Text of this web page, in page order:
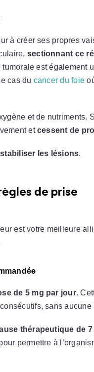
à créer ses propres
sectionnant ce
est également
cas du cancer du foie
et de nutriments.
etcessent de
les lésions.
de prise
est votre meilleure
de 5 mg par jour.
sans
thérapeutique de
permettre à